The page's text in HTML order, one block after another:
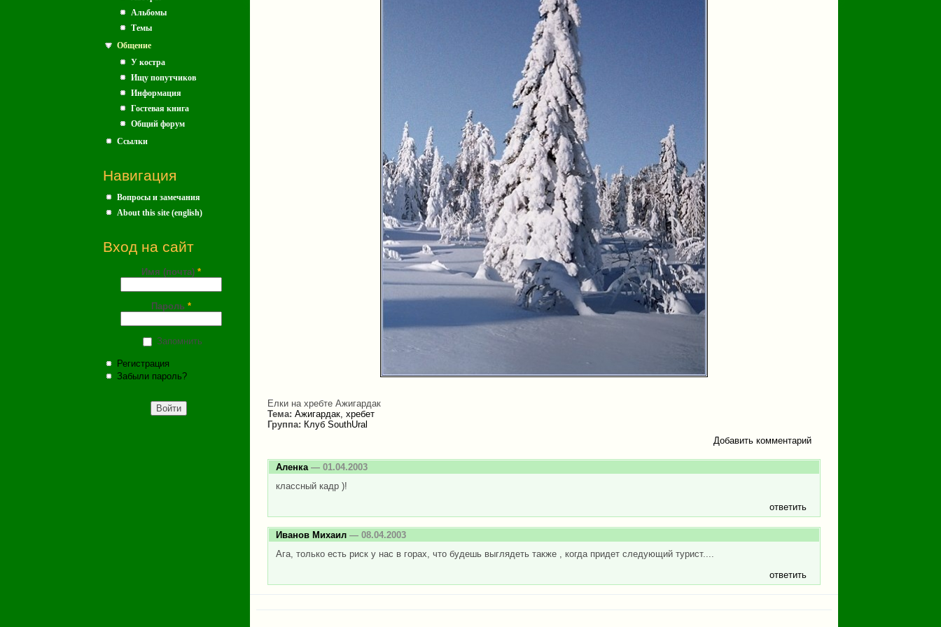
Альбомы
Темы
Общение
У костра
Ищу попутчиков
Информация
Гостевая книга
Общий форум
Ссылки
Навигация
Вопросы и замечания
About this site (english)
Вход на сайт
Имя (почта) *
Пароль *
Запомнить
Регистрация
Забыли пароль?
Елки на хребте Ажигардак
Тема: Ажигардак, хребет
Группа: Клуб SouthUral
Добавить комментарий
Аленка— 01.04.2003
классный кадр )!
ответить
Иванов Михаил — 08.04.2003
Ага, только есть риск у нас в горах, что будешь выглядеть также , когда придет следующий турист....
ответить